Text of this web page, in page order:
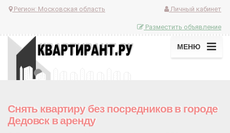
Регион: Московская область Личный кабинет
Разместить объявление
МЕНЮ
Снять квартиру без посредников в городе
Дедовск в аренду